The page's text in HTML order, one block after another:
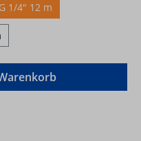
1/4" 12 m
Wert